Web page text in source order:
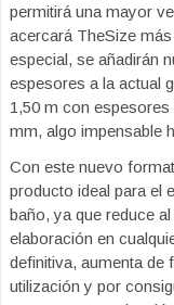
permitirá una mayor
acercará TheSize
especial, se añadirán
espesores a la actual
1,50 m con
mm, algo impensable
Con este nuevo
producto ideal para el
baño, ya que reduce
elaboración en
definitiva, aumenta de
utilización y por